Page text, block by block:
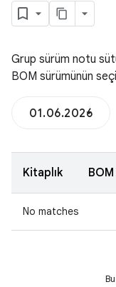
Grup sürüm notu
BOM sürümünün
01.06.2026
Kitaplık
No matches